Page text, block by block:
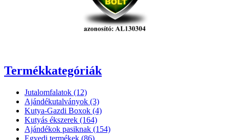
Termékkategóriák
Jutalomfalatok (12)
Ajándékutalványok (3)
Kutya-Gazdi Boxok (4)
Kutyás ékszerek (164)
Ajándékok pasiknak (154)
Egyedi termékek (86)